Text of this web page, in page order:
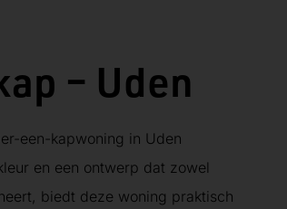
– Uden
een-kapwoning in Uden
en een ontwerp dat zowel
biedt deze woning praktisch